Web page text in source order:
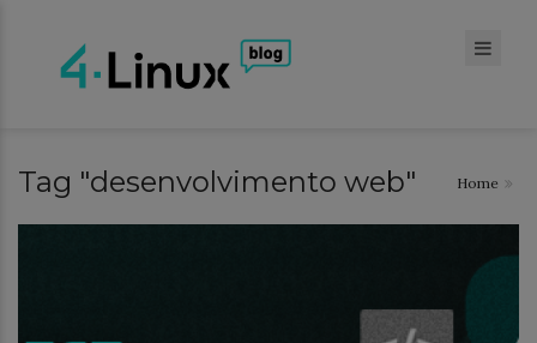
Tag "desenvolvimento web" Home